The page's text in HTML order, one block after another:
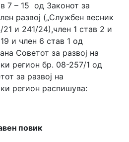
7 – 15 од Законот за
развој („Службен весник
и 241/24),член 1 став 2 и
и член 6 став 1 од
Советот за развој на
регион бр. 08-257/1 од
за развој на
регион распишува:
повик